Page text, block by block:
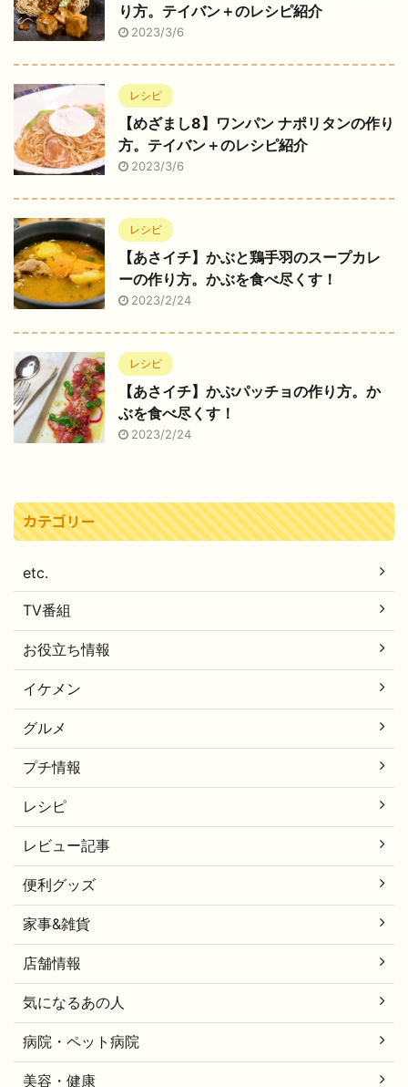
り方。テイバン＋のレシピ紹介
2023/3/6
レシピ
【めざまし8】ワンパン ナポリタンの作り
方。テイバン＋のレシピ紹介
2023/3/6
レシピ
【あさイチ】かぶと鶏手羽のスープカレ
ーの作り方。かぶを食べ尽くす！
2023/2/24
レシピ
【あさイチ】かぶパッチョの作り方。か
ぶを食べ尽くす！
2023/2/24
カテゴリー
etc.
TV番組
お役立ち情報
イケメン
グルメ
プチ情報
レシピ
レビュー記事
便利グッズ
家事&雑貨
店舗情報
気になるあの人
病院・ペット病院
美容・健康